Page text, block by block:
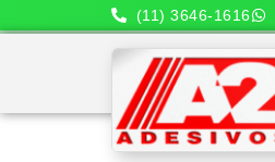
(11) 3646-1616